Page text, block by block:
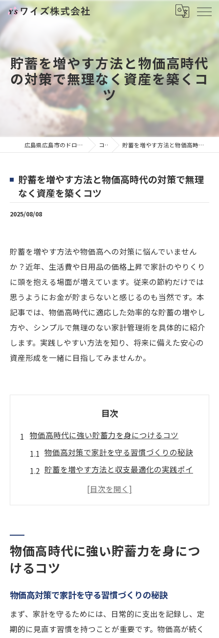
貯蓄を増やす方法と物価高時代
の対策で無理なく資産を築くコ
ツ
広島県広島市のドローンならワイズ株式会社 コラム 貯蓄を増やす方法と物価高時代の対策で無理なく資産を築くコツ
貯蓄を増やす方法と物価高時代の対策で無理
なく資産を築くコツ
2025/08/08
貯蓄を増やす方法や物価高への対策に悩んでいません
か？近年、生活費や日用品の価格上昇で家計のやりくり
に頭を抱える場面が増えています。従来の節約だけでは
思うようにお金が貯まらないと感じるのも当然です。本
記事では、物価高時代に適応した効率的な貯蓄の増やし
方や、シンプルで無理のない家計管理術を具体的に紹介
します。実践しやすい方法を知り、将来に備えた安心の
資産形成を一緒に目指してみませんか。
目次
物価高時代に強い貯蓄力を身につけるコツ
物価高対策で家計を守る習慣づくりの秘訣
貯蓄を増やす方法と収支最適化の実践ポイ
付け
物価高時代に役立つ貯蓄力強化の考え方と
将来の安心へ貯蓄を増やす方法を賢く選ぶ
コツ
少ない給料でも貯金が増える実践法
物価高時代に強い貯蓄力を身につ
けるコツ
物価高対策で家計を守る習慣づくりの秘訣
まず、家計を守るためには、日常的に支出を記録し、定
期的に見直す習慣を持つことが重要です。物価高が続く